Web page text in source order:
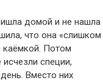
домой и не нашла
что она «слишком
каёмкой. Потом
специи,
Вместо них